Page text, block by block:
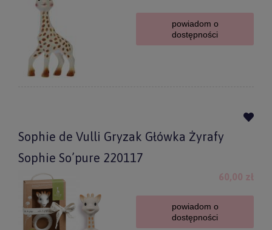
powiadom o
dostępności
Sophie de Vulli Gryzak Główka Żyrafy
Sophie So’pure 220117
60,00 zł
powiadom o
dostępności